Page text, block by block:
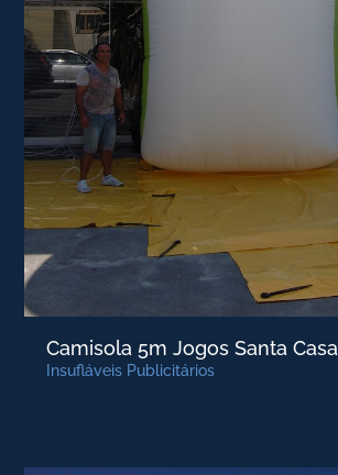
Camisola 5m Jogos Santa Casa
Insufláveis Publicitários